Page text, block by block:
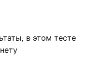
в этом тесте